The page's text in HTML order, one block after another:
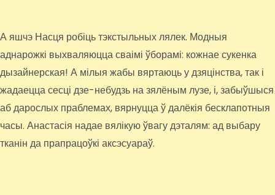
А яшчэ Насця робіць тэкстыльных лялек. Модныя
аднарожкі выхваляюцца сваімі ўборамі: кожнае сукенка
дызайнерская! А мілыя жабы вяртаюць у дзяцінства, так і
жадаецца сесці дзе-небудзь на зялёным лузе, і, забыўшыся
аб дарослых праблемах, вярнуцца ў далёкія бесклапотныя
часы. Анастасія надае вялікую ўвагу дэталям: ад выбару
тканін да прапрацоўкі аксэсуараў.